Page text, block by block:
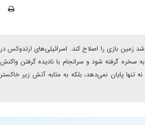
زمین بازی را اصلاح کند. اسرائیلی‌های ارتدوکس در
سخره گرفته شود و سرانجام با نادیده گرفتن واکنش
تنها پایان نمی‌دهد، بلکه به مثابه آتش زیر خاکستر